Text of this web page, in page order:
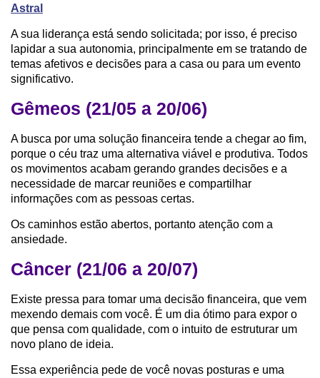
Astral
A sua liderança está sendo solicitada; por isso, é preciso
lapidar a sua autonomia, principalmente em se tratando de
temas afetivos e decisões para a casa ou para um evento
significativo.
Gêmeos (21/05 a 20/06)
A busca por uma solução financeira tende a chegar ao fim,
porque o céu traz uma alternativa viável e produtiva. Todos
os movimentos acabam gerando grandes decisões e a
necessidade de marcar reuniões e compartilhar
informações com as pessoas certas.
Os caminhos estão abertos, portanto atenção com a
ansiedade.
Câncer (21/06 a 20/07)
Existe pressa para tomar uma decisão financeira, que vem
mexendo demais com você. É um dia ótimo para expor o
que pensa com qualidade, com o intuito de estruturar um
novo plano de ideia.
Essa experiência pede de você novas posturas e uma